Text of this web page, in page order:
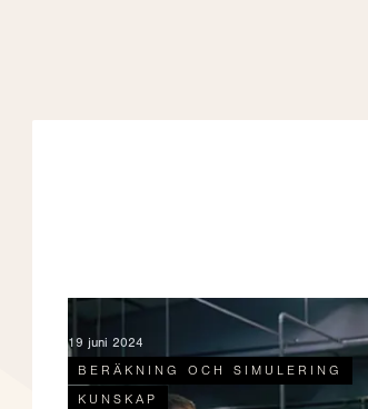
19 juni 2024
BERÄKNING OCH SIMULERING
KUNSKAP